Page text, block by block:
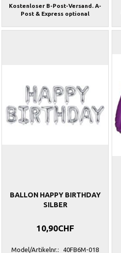
Kostenloser B-Post-Versand. A-
Post & Express optional
BALLON HAPPY BIRTHDAY
SILBER
10,90CHF
Model/Artikelnr.: 40FB6M-018